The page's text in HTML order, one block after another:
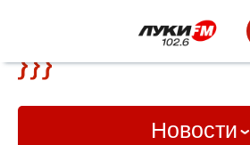
Новости